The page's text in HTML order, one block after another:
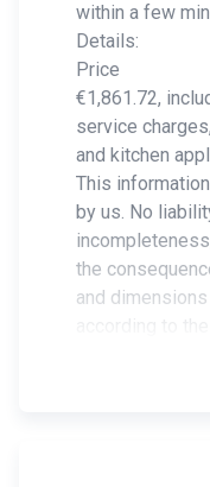
within a few
Details:
Price
€1,861.72,
service
and kitchen
This
by us. No
the
and